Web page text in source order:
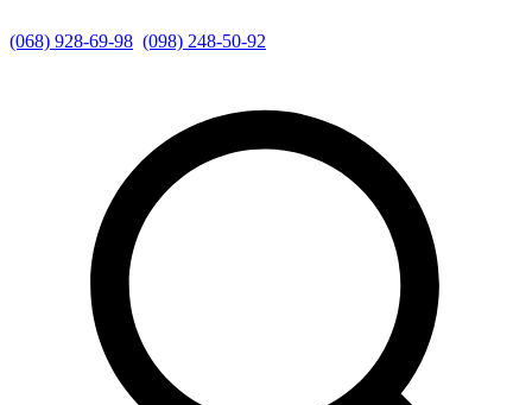
(068) 928-69-98 (098) 248-50-92